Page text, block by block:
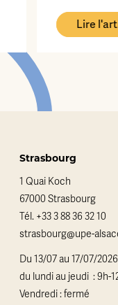
Lire
Strasbourg
1 Quai Koch
67000 Strasbourg
Tél. +33 3 88 36 32 10
strasbourg@upe-
Du 13/07 au 17/07/2026
du lundi au jeudi : 9h-
Vendredi : fermé